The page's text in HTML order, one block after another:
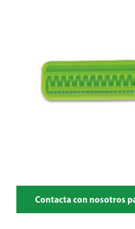
Contacta con nosotros